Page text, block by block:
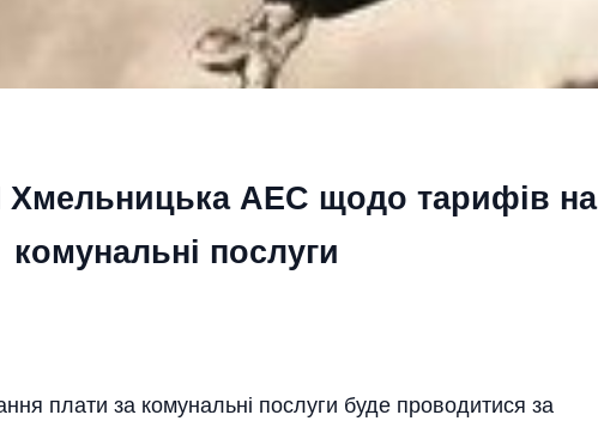
Хмельницька АЕС щодо тарифів на
комунальні послуги
плати за комунальні послуги буде проводитися за